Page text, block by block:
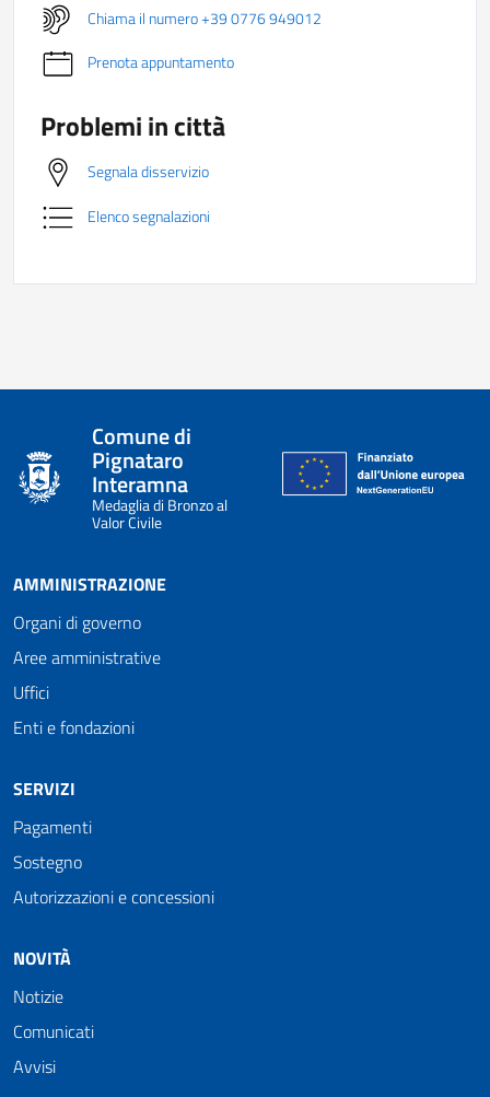
Chiama il numero +39 0776 949012
Prenota appuntamento
Problemi in città
Segnala disservizio
Elenco segnalazioni
Comune di
Pignataro
Interamna
Medaglia di Bronzo al
Valor Civile
AMMINISTRAZIONE
Organi di governo
Aree amministrative
Uffici
Enti e fondazioni
SERVIZI
Pagamenti
Sostegno
Autorizzazioni e concessioni
NOVITÀ
Notizie
Comunicati
Avvisi